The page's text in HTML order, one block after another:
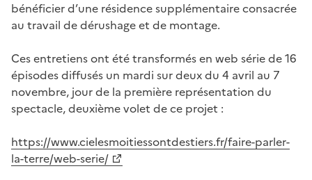
bénéficier d’une résidence supplémentaire consacrée
au travail de dérushage et de montage.
Ces entretiens ont été transformés en web série de 16
épisodes diffusés un mardi sur deux du 4 avril au 7
novembre, jour de la première représentation du
spectacle, deuxième volet de ce projet :
https://www.cielesmoitiessontdestiers.fr/faire-parler-
la-terre/web-serie/